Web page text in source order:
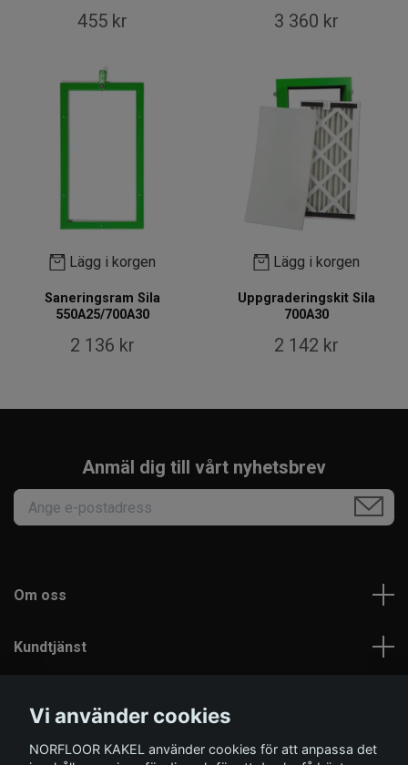
455 kr 3 360 kr
Lägg i korgen
Saneringsram Sila
550A25/700A30
2 136 kr
Lägg i korgen
Uppgraderingskit Sila
700A30
2 142 kr
Anmäl dig till vårt nyhetsbrev
Om oss
Kundtjänst
Sociala medier
Vi använder cookies
NORFLOOR KAKEL använder cookies för att anpassa det